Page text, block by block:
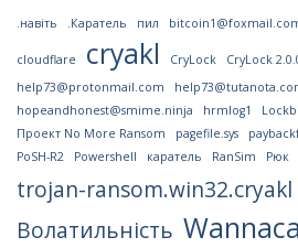
.навіть .Каратель пил
cloudflare cryakl CryLock CryLock
help73@protonmail.com
hopeandhonest@smime.ninja
hrmlog1
Проект No More Ransom
pagefile.sys
PoSH-R2
Powershell каратель RanSim Рюк
trojan-ransom.win32.cryakl
Волатильність